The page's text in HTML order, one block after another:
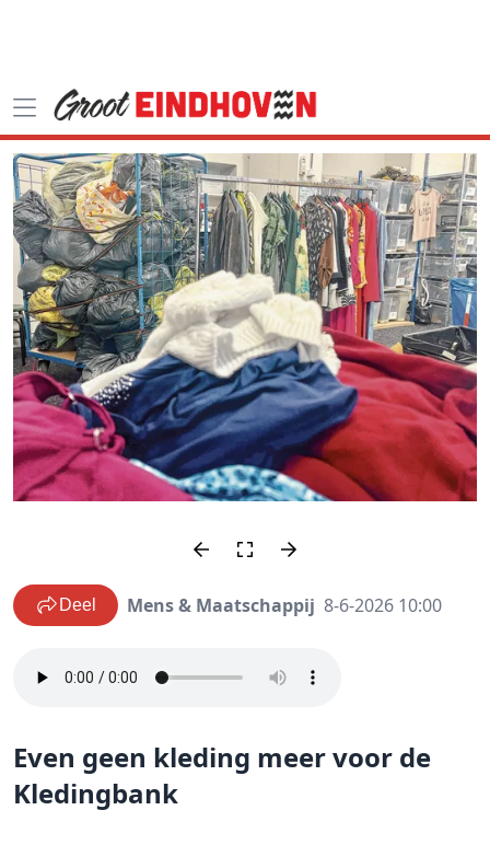
Deel Mens & Maatschappij 8-6-2026 10:00
Even geen kleding meer voor de
Kledingbank